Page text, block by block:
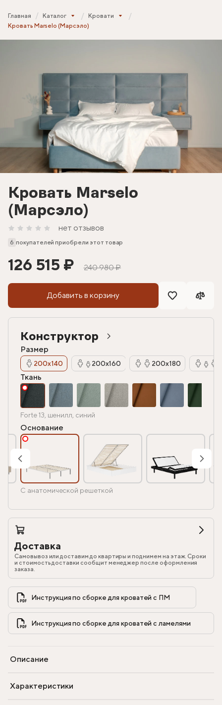
Главная Каталог
Кровати
Кровать Marselo (Марсэло)
Кровать Marselo
(Марсэло)
нет отзывов
6 покупателей приобрели этот товар
126 515 ₽ 240 980 ₽
Добавить в корзину
Конструктор
Размер
200х140 200х160 200х180
Ткань
Forte 13, шенилл, синий
Основание
С анатомической решеткой
Доставка
Самовывоз или доставим до квартиры и поднимем на этаж. Сроки
и стоимость доставки сообщит менеджер после оформления
заказа.
Инструкция по сборке для кроватей с ПМ
Описание
Характеристики